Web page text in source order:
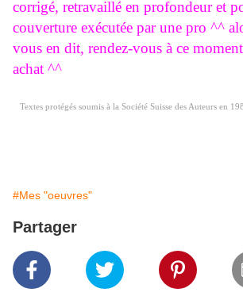
corrigé, retravaillé en profondeur et
couverture exécutée par une pro ^^
vous en dit, rendez-vous à ce
achat ^^
Textes protégés soumis à la Société Suisse des Auteurs en
#Mes "oeuvres"
Partager